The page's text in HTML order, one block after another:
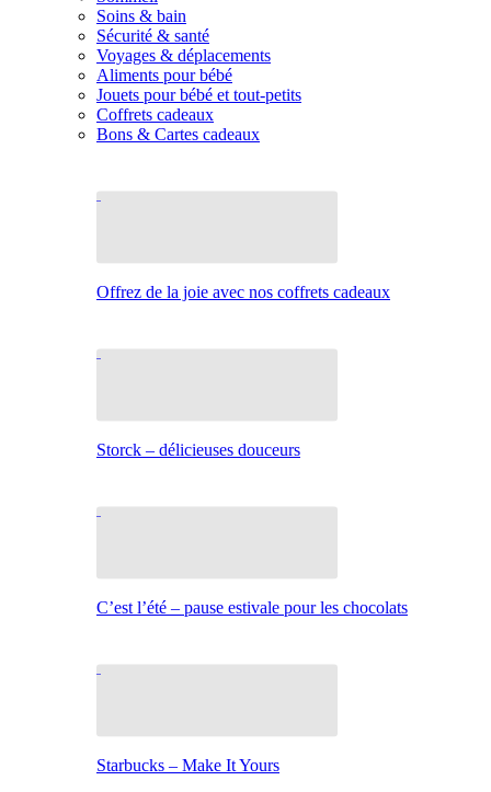
Soins & bain
Sécurité & santé
Voyages & déplacements
Aliments pour bébé
Jouets pour bébé et tout-petits
Coffrets cadeaux
Bons & Cartes cadeaux
Offrez de la joie avec nos coffrets cadeaux
Storck – délicieuses douceurs
C’est l’été – pause estivale pour les chocolats
Starbucks – Make It Yours